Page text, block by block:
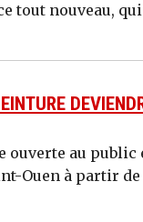
tout nouveau,
ouverte au public
Ouen à partir de